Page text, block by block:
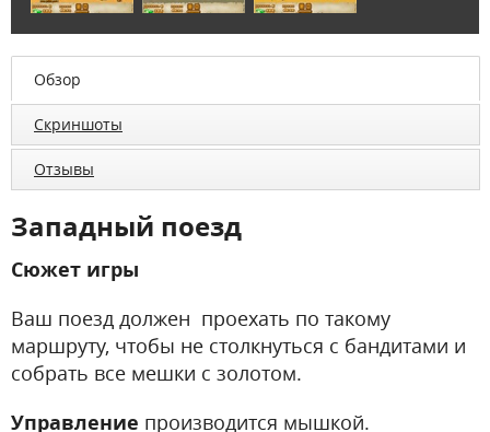
Обзор
Скриншоты
Отзывы
Западный поезд
Сюжет игры
Ваш поезд должен проехать по такому
маршруту, чтобы не столкнуться с бандитами и
собрать все мешки с золотом.
Управление производится мышкой.